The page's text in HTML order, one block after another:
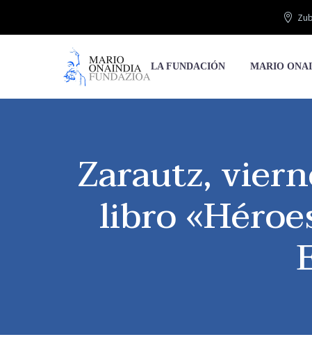
LA FUNDACIÓN MARIO
Zarautz,
libro